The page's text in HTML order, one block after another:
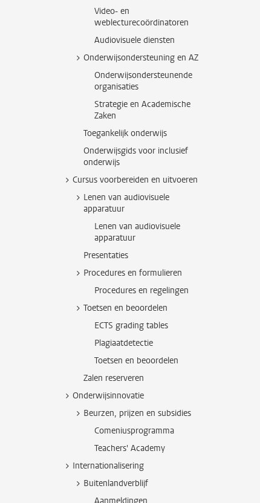
Video- en
weblecturecoördinatoren
Audiovisuele diensten
Onderwijsondersteuning en AZ
Onderwijsondersteunende
organisaties
Strategie en Academische
Zaken
Toegankelijk onderwijs
Onderwijsgids voor inclusief
onderwijs
Cursus voorbereiden en uitvoeren
Lenen van audiovisuele
apparatuur
Lenen van audiovisuele
apparatuur
Presentaties
Procedures en formulieren
Procedures en regelingen
Toetsen en beoordelen
ECTS grading tables
Plagiaatdetectie
Toetsen en beoordelen
Zalen reserveren
Onderwijsinnovatie
Beurzen, prijzen en subsidies
Comeniusprogramma
Teachers' Academy
Internationalisering
Buitenlandverblijf